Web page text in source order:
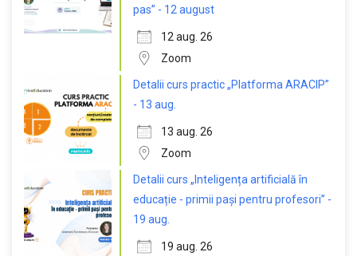
pas” - 12 august
12 aug. 26
Zoom
Detalii curs practic „Platforma ARACIP”
- 13 aug.
13 aug. 26
Zoom
Detalii curs „Inteligența artificială în
educație - primii pași pentru profesori” -
19 aug.
19 aug. 26